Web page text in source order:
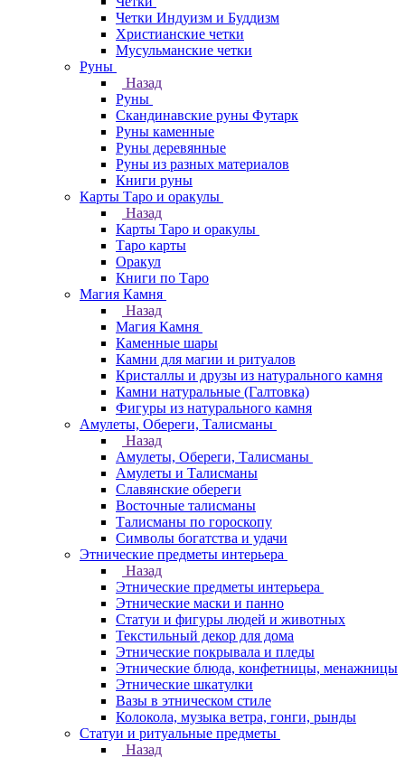
Четки Индуизм и Буддизм
Христианские четки
Мусульманские четки
Руны
Назад
Руны
Скандинавские руны Футарк
Руны каменные
Руны деревянные
Руны из разных материалов
Книги руны
Карты Таро и оракулы
Назад
Карты Таро и оракулы
Таро карты
Оракул
Книги по Таро
Магия Камня
Назад
Магия Камня
Каменные шары
Камни для магии и ритуалов
Кристаллы и друзы из натурального камня
Камни натуральные (Галтовка)
Фигуры из натурального камня
Амулеты, Обереги, Талисманы
Назад
Амулеты, Обереги, Талисманы
Амулеты и Талисманы
Славянские обереги
Восточные талисманы
Талисманы по гороскопу
Символы богатства и удачи
Этнические предметы интерьера
Назад
Этнические предметы интерьера
Этнические маски и панно
Статуи и фигуры людей и животных
Текстильный декор для дома
Этнические покрывала и пледы
Этнические блюда, конфетницы, менажницы
Этнические шкатулки
Вазы в этническом стиле
Колокола, музыка ветра, гонги, рынды
Статуи и ритуальные предметы
Назад